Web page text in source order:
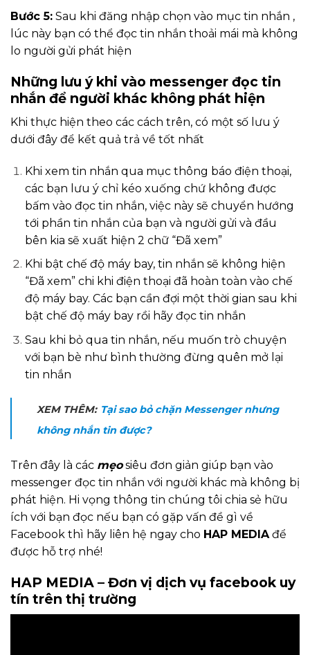
Bước 5: Sau khi đăng nhập chọn vào mục tin nhắn ,
lúc này bạn có thể đọc tin nhắn thoải mái mà không
lo người gửi phát hiện
Những lưu ý khi vào messenger đọc tin
nhắn để người khác không phát hiện
Khi thực hiện theo các cách trên, có một số lưu ý
dưới đây để kết quả trả về tốt nhất
Khi xem tin nhắn qua mục thông báo điện thoại,
các bạn lưu ý chỉ kéo xuống chứ không được
bấm vào đọc tin nhắn, việc này sẽ chuyển hướng
tới phần tin nhắn của bạn và người gửi và đầu
bên kia sẽ xuất hiện 2 chữ “Đã xem”
Khi bật chế độ máy bay, tin nhắn sẽ không hiện
“Đã xem” chi khi điện thoại đã hoàn toàn vào chế
độ máy bay. Các bạn cần đợi một thời gian sau khi
bật chế độ máy bay rồi hãy đọc tin nhắn
Sau khi bỏ qua tin nhắn, nếu muốn trò chuyện
với bạn bè như bình thường đừng quên mở lại
tin nhắn
XEM THÊM: Tại sao bỏ chặn Messenger nhưng
không nhắn tin được?
Trên đây là các mẹosiêu đơn giản giúp bạn vào
messenger đọc tin nhắn với người khác mà không bị
phát hiện. Hi vọng thông tin chúng tôi chia sẻ hữu
ích với bạn đọc nếu bạn có gặp vấn đề gì về
Facebook thì hãy liên hệ ngay cho HAP MEDIA để
được hỗ trợ nhé!
HAP MEDIA – Đơn vị dịch vụ facebook uy
tín trên thị trường